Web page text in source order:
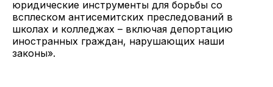
юридические инструменты для борьбы со
всплеском антисемитских преследований в
школах и колледжах – включая депортацию
иностранных граждан, нарушающих наши
законы».